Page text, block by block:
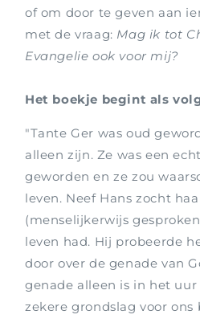
of om door te geven aan
met de vraag: Mag ik tot
Evangelie ook voor mij?
Het boekje begint als
"Tante Ger was oud
alleen zijn. Ze was een
geworden en ze zou
leven. Neef Hans zocht
(menselijkerwijs
leven had. Hij probeerde
door over de genade van
genade alleen is in het
zekere grondslag voor ons